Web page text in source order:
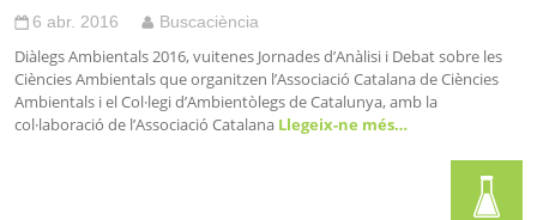
6 abr. 2016 Buscaciència
Diàlegs Ambientals 2016, vuitenes Jornades d’Anàlisi i Debat sobre les
Ciències Ambientals que organitzen l’Associació Catalana de Ciències
Ambientals i el Col·legi d’Ambientòlegs de Catalunya, amb la
col·laboració de l’Associació Catalana Llegeix-ne més…